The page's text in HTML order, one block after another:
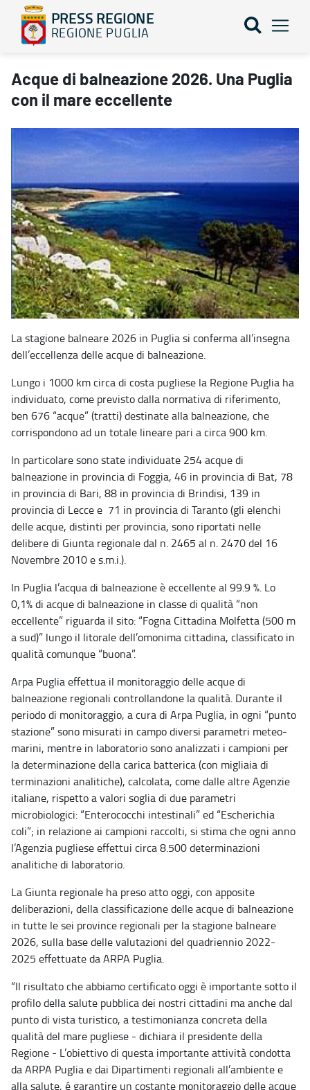
PRESS REGIONE
REGIONE PUGLIA
Acque di balneazione 2026. Una Puglia con il mare eccellente -
Acque di balneazione 2026. Una Puglia
con il mare eccellente
La stagione balneare 2026 in Puglia si conferma all’insegna
dell’eccellenza delle acque di balneazione.
Lungo i 1000 km circa di costa pugliese la Regione Puglia ha
individuato, come previsto dalla normativa di riferimento,
ben 676 “acque” (tratti) destinate alla balneazione, che
corrispondono ad un totale lineare pari a circa 900 km.
In particolare sono state individuate 254 acque di
balneazione in provincia di Foggia, 46 in provincia di Bat, 78
in provincia di Bari, 88 in provincia di Brindisi, 139 in
provincia di Lecce e 71 in provincia di Taranto (gli elenchi
delle acque, distinti per provincia, sono riportati nelle
delibere di Giunta regionale dal n. 2465 al n. 2470 del 16
Novembre 2010 e s.m.i.).
In Puglia l’acqua di balneazione è eccellente al 99.9 %. Lo
0,1% di acque di balneazione in classe di qualità “non
eccellente” riguarda il sito: “Fogna Cittadina Molfetta (500 m
a sud)” lungo il litorale dell’omonima cittadina, classificato in
qualità comunque “buona”.
Arpa Puglia effettua il monitoraggio delle acque di
balneazione regionali controllandone la qualità. Durante il
periodo di monitoraggio, a cura di Arpa Puglia, in ogni “punto
stazione” sono misurati in campo diversi parametri meteo-
marini, mentre in laboratorio sono analizzati i campioni per
la determinazione della carica batterica (con migliaia di
terminazioni analitiche), calcolata, come dalle altre Agenzie
italiane, rispetto a valori soglia di due parametri
microbiologici: “Enterococchi intestinali” ed “Escherichia
coli”; in relazione ai campioni raccolti, si stima che ogni anno
l’Agenzia pugliese effettui circa 8.500 determinazioni
analitiche di laboratorio.
La Giunta regionale ha preso atto oggi, con apposite
deliberazioni, della classificazione delle acque di balneazione
in tutte le sei province regionali per la stagione balneare
2026, sulla base delle valutazioni del quadriennio 2022-
2025 effettuate da ARPA Puglia.
“Il risultato che abbiamo certificato oggi è importante sotto il
profilo della salute pubblica dei nostri cittadini ma anche dal
punto di vista turistico, a testimonianza concreta della
qualità del mare pugliese - dichiara il presidente della
Regione - L’obiettivo di questa importante attività condotta
da ARPA Puglia e dai Dipartimenti regionali all’ambiente e
alla salute, é garantire un costante monitoraggio delle acque